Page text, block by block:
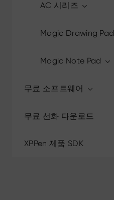
AC 시리즈
Magic Drawing Pad
Magic Note Pad
무료 소프트웨어
무료 선화 다운로드
XPPen 제품 SDK